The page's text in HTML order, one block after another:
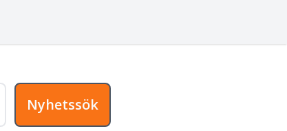
Nyhetssök